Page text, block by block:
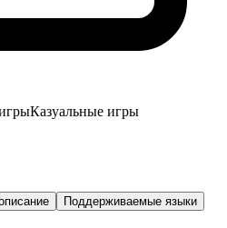
Казуальные игры
Поддерживаемые языки